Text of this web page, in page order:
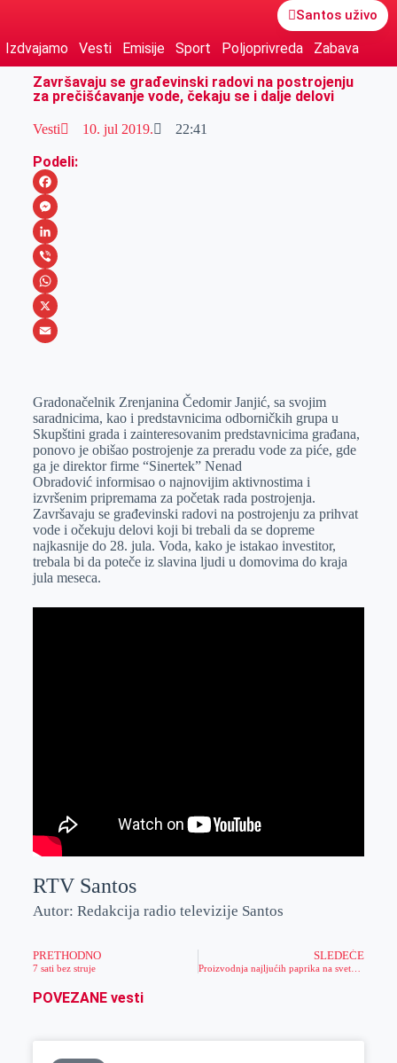
Santos uživo
Izdvajamo Vesti Emisije Sport Poljoprivreda
Zabava
Završavaju se građevinski radovi na postrojenju
za prečišćavanje vode, čekaju se i dalje delovi
Vesti 10. jul 2019. 22:41
Podeli:
F
a
c
e
b
o
M
e
s
s
e
e
r
L
i
n
k
I
n
V
i
b
W
h
s
A
p
p
X
a
i
l
Gradonačelnik Zrenjanina Čedomir Janjić, sa svojim
saradnicima, kao i predstavnicima odborničkih grupa u
Skupštini grada i zainteresovanim predstavnicima građana,
ponovo je obišao postrojenje za preradu vode za piće, gde
ga je direktor firme “Sinertek” Nenad
Obradović informisao o najnovijim aktivnostima i
izvršenim pripremama za početak rada postrojenja.
Završavaju se građevinski radovi na postrojenju za prihvat
vode i očekuju delovi koji bi trebali da se dopreme
najkasnije do 28. jula. Voda, kako je istakao investitor,
trebala bi da poteče iz slavina ljudi u domovima do kraja
jula meseca.
RTV Santos
Autor: Redakcija radio televizije Santos
PRETHODNO
7 sati bez struje
SLEDEĆE
POVEZANE vesti